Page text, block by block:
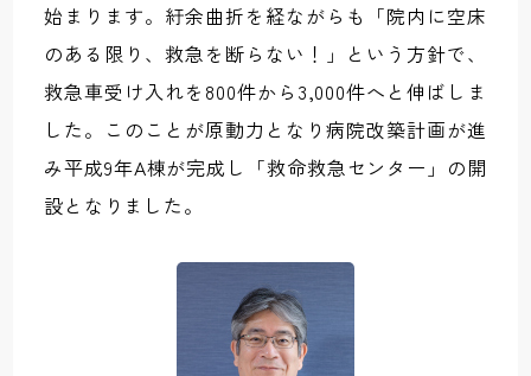
始まります。紆余曲折を経ながらも「院内に空床
のある限り、救急を断らない！」という方針で、
救急車受け入れを800件から3,000件へと伸ばしま
した。このことが原動力となり病院改築計画が進
み平成9年A棟が完成し「救命救急センター」の開
設となりました。